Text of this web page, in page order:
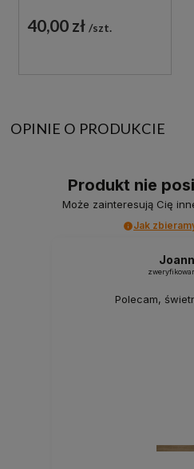
40,00 zł szt.
OPINIE O PRODUKCIE
Produkt nie
Może zainteresują Cię
Jak
Polecam,